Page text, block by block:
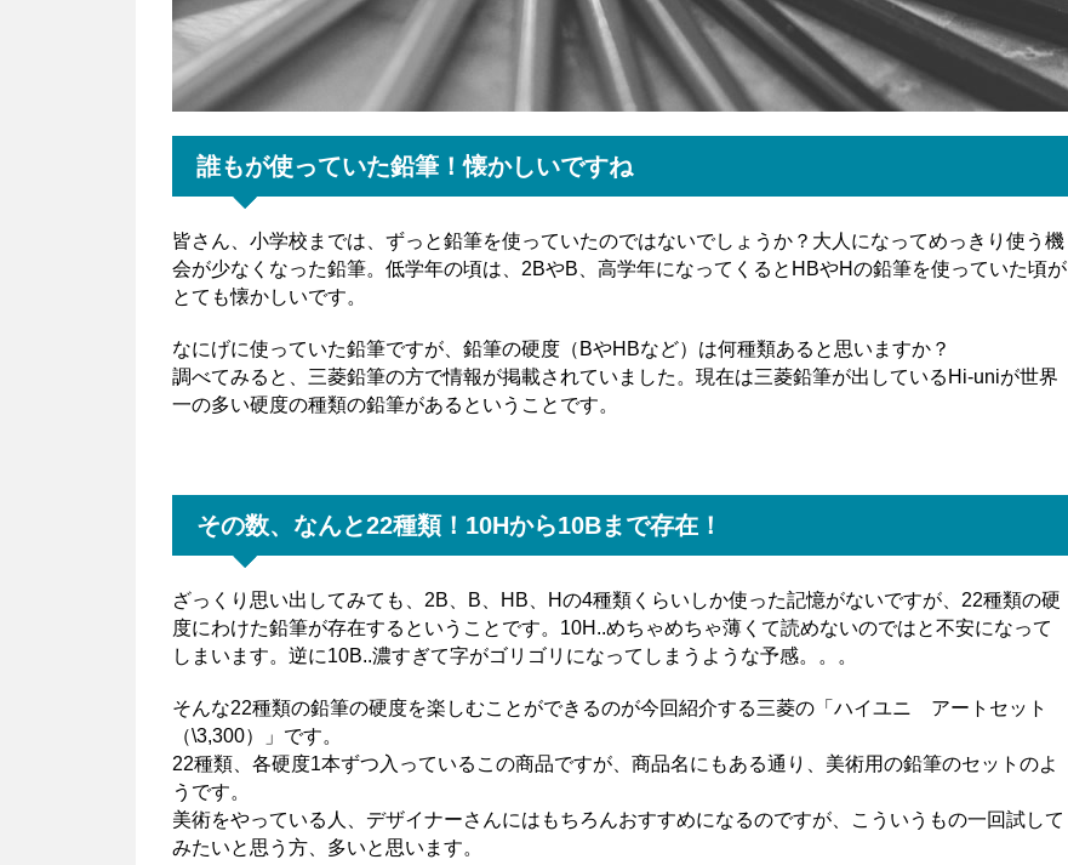
誰もが使っていた鉛筆！懐かしいですね
皆さん、小学校までは、ずっと鉛筆を使っていたのではないでしょうか？大人になってめっきり使う機
会が少なくなった鉛筆。低学年の頃は、2BやB、高学年になってくるとHBやHの鉛筆を使っていた頃が
とても懐かしいです。
なにげに使っていた鉛筆ですが、鉛筆の硬度（BやHBなど）は何種類あると思いますか？
調べてみると、三菱鉛筆の方で情報が掲載されていました。現在は三菱鉛筆が出しているHi-uniが世界
一の多い硬度の種類の鉛筆があるということです。
その数、なんと22種類！10Hから10Bまで存在！
ざっくり思い出してみても、2B、B、HB、Hの4種類くらいしか使った記憶がないですが、22種類の硬
度にわけた鉛筆が存在するということです。10H..めちゃめちゃ薄くて読めないのではと不安になって
しまいます。逆に10B..濃すぎて字がゴリゴリになってしまうような予感。。。
そんな22種類の鉛筆の硬度を楽しむことができるのが今回紹介する三菱の「ハイユニ アートセット
（\3,300）」です。
22種類、各硬度1本ずつ入っているこの商品ですが、商品名にもある通り、美術用の鉛筆のセットのよ
うです。
美術をやっている人、デザイナーさんにはもちろんおすすめになるのですが、こういうもの一回試して
みたいと思う方、多いと思います。